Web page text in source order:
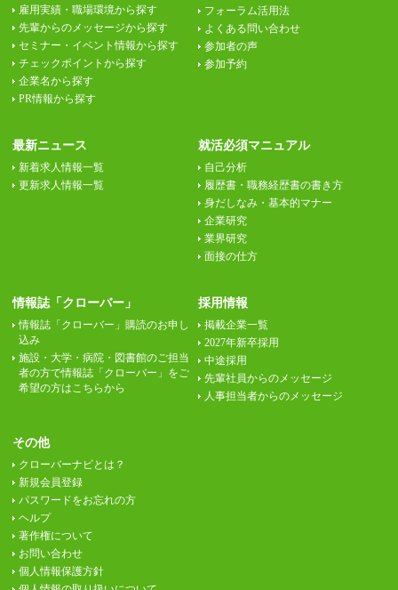
雇用実績・職場環境から探す
先輩からのメッセージから探す
セミナー・イベント情報から探す
チェックポイントから探す
企業名から探す
PR情報から探す
フォーラム活用法
よくある問い合わせ
参加者の声
参加予約
最新ニュース
新着求人情報一覧
更新求人情報一覧
就活必須マニュアル
自己分析
履歴書・職務経歴書の書き方
身だしなみ・基本的マナー
企業研究
業界研究
面接の仕方
情報誌「クローバー」
情報誌「クローバー」購読のお申し
込み
施設・大学・病院・図書館のご担当
者の方で情報誌「クローバー」をご
希望の方はこちらから
採用情報
掲載企業一覧
2027年新卒採用
中途採用
先輩社員からのメッセージ
人事担当者からのメッセージ
その他
クローバーナビとは？
新規会員登録
パスワードをお忘れの方
ヘルプ
著作権について
お問い合わせ
個人情報保護方針